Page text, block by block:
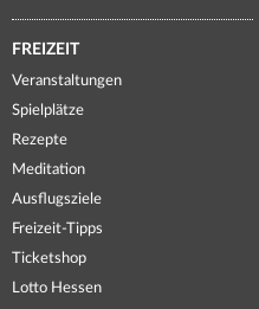
FREIZEIT
Veranstaltungen
Spielplätze
Rezepte
Meditation
Ausflugsziele
Freizeit-Tipps
Ticketshop
Lotto Hessen